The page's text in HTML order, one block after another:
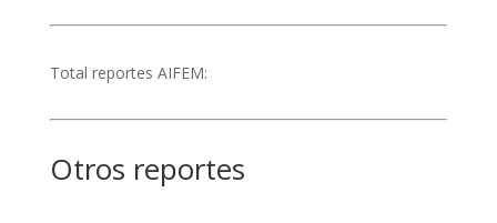
Total reportes AIFEM:
Otros reportes